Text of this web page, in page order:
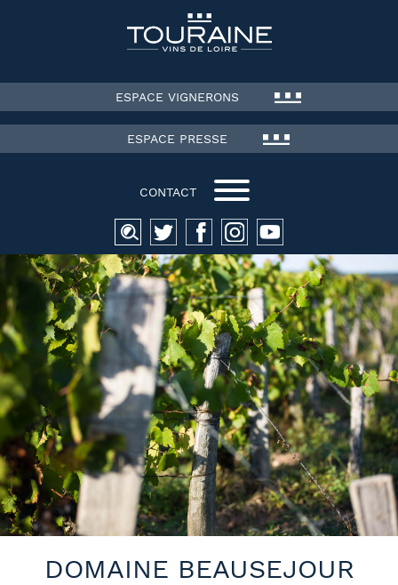
ESPACE VIGNERONS
ESPACE PRESSE
CONTACT
Recherche
pour :
DOMAINE BEAUSEJOUR